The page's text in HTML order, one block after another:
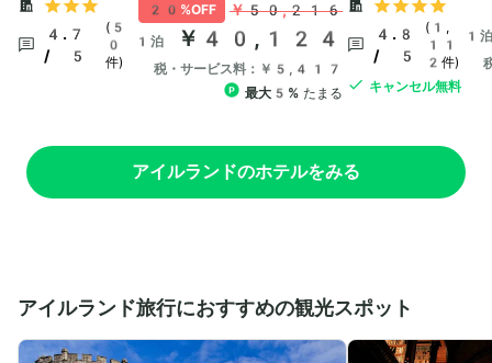
4.7
/ 5
(5
0
件)
20%OFF ￥50,216
1泊 ￥40,124
税・サービス料：￥5,417
最大5% たまる
4.8
/ 5
(1,
11
2件)
キャンセル無料
1泊
アイルランドのホテルをみる
アイルランド旅行におすすめの観光スポット